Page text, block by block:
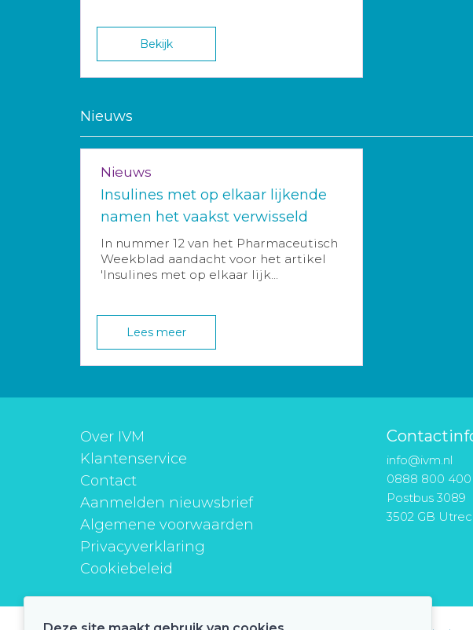
Bekijk
Nieuws
Nieuws
Insulines met op elkaar lijkende
namen het vaakst verwisseld
In nummer 12 van het Pharmaceutisch
Weekblad aandacht voor het artikel
'Insulines met op elkaar lijk...
Lees meer
Over IVM
Klantenservice
Contact
Aanmelden nieuwsbrief
Algemene voorwaarden
Privacyverklaring
Cookiebeleid
info@ivm.nl
0888 800 400
Postbus 3089
3502 GB